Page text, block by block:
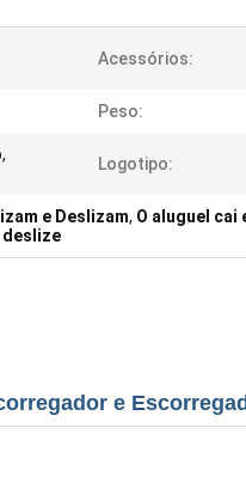
Acessórios:
Peso:
Logotipo:
e Deslizam, O aluguel cai
deslize
e